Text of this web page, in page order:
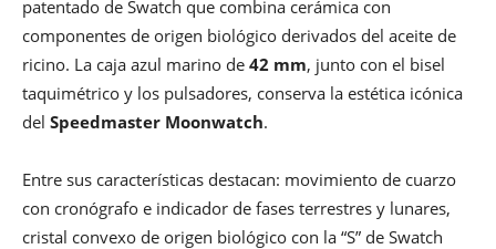
patentado de Swatch que combina cerámica con
componentes de origen biológico derivados del aceite de
ricino. La caja azul marino de 42 mm, junto con el bisel
taquimétrico y los pulsadores, conserva la estética icónica
del Speedmaster Moonwatch.
Entre sus características destacan: movimiento de cuarzo
con cronógrafo e indicador de fases terrestres y lunares,
cristal convexo de origen biológico con la “S” de Swatch